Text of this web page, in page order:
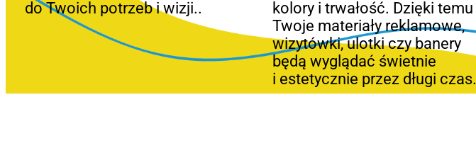
do Twoich potrzeb i wizji..
kolory i trwałość. Dzięki temu
Twoje materiały reklamowe,
wizytówki, ulotki czy banery
będą wyglądać świetnie
i estetycznie przez długi czas.